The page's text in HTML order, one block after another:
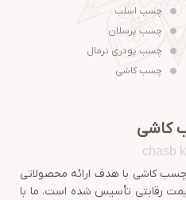
چسب اسلب
چسب پرسلان
چسب پودری نرمال
چسب کاشی
کاشی
chasb
کاشی با هدف ارائه محصولاتی
قیمت رقابتی تأسیس شده است. ما با